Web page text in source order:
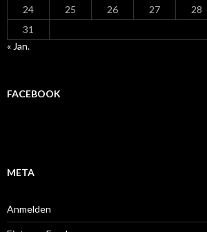
24
25 26 27 28
31
« Jan.
FACEBOOK
META
Anmelden